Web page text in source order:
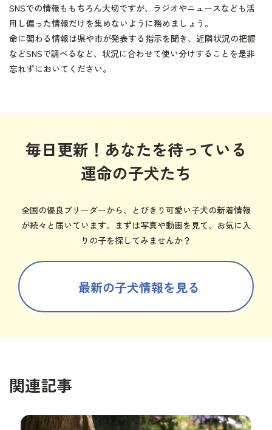
SNSでの情報ももちろん大切ですが、ラジオやニュースなども活
用し偏った情報だけを集めないように務めましょう。
命に関わる情報は県や市が発表する指示を聞き、近隣状況の把握
などSNSで調べるなど、状況に合わせて使い分けすることを是非
忘れずにおいてください。
毎日更新！あなたを待っている
運命の子犬たち
全国の優良ブリーダーから、とびきり可愛い子犬の新着情報
が続々と届いています。まずは写真や動画を見て、お気に入
りの子を探してみませんか？
最新の子犬情報を見る
関連記事